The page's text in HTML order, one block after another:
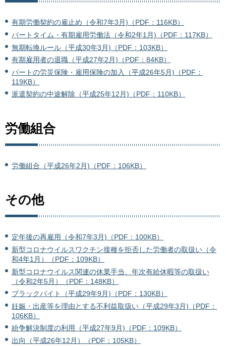
有期労働契約の雇止め（令和7年3月)（PDF：116KB）
パートタイム・有期雇用労働法（令和2年1月)（PDF：117KB）
無期転換ルール（平成30年3月)（PDF：103KB）
有期雇用者の退職（平成27年2月)（PDF：84KB）
パートの労災保険・雇用保険の加入（平成26年5月)（PDF：
119KB）
派遣契約の中途解除（平成25年12月)（PDF：110KB）
労働組合
労働組合（平成26年2月)（PDF：106KB）
その他
定年後の再雇用（令和7年3月)（PDF：100KB）
新型コロナウイルスワクチン接種を拒否した労働者の取扱い（令
和4年1月）（PDF：109KB）
新型コロナウイルス関連の休業手当、年次有給休暇等の取扱い
（令和2年5月）（PDF：148KB）
ブラックバイト（平成29年9月)（PDF：130KB）
妊娠・出産等を理由とする不利益取扱い（平成29年3月)（PDF：
106KB）
紛争解決制度の利用（平成27年9月)（PDF：109KB）
出向（平成26年12月）（PDF：105KB）